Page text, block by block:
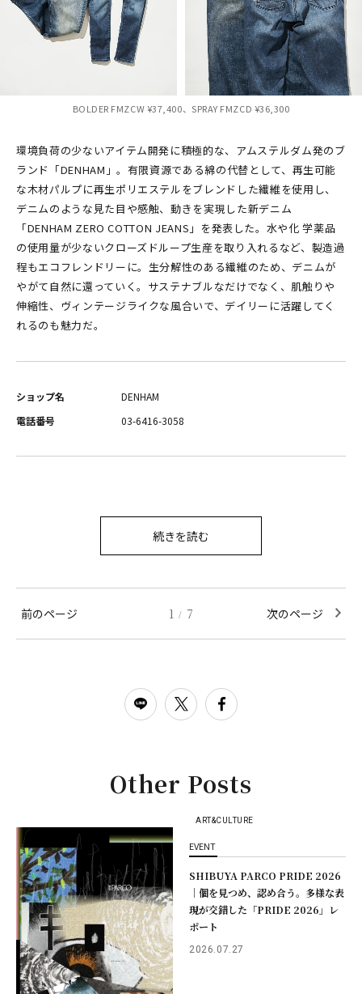
BOLDER FMZCW ¥37,400、SPRAY FMZCD ¥36,300
環境負荷の少ないアイテム開発に積極的な、アムステルダム発のブ
ランド「DENHAM」。有限資源である綿の代替として、再生可能
な木材パルプに再生ポリエステルをブレンドした繊維を使用し、
デニムのような見た目や感触、動きを実現した新デニム
「DENHAM ZERO COTTON JEANS」を発表した。水や化 学薬品
の使用量が少ないクローズドループ生産を取り入れるなど、製造過
程もエコフレンドリーに。生分解性のある繊維のため、デニムが
やがて自然に還っていく。サステナブルなだけでなく、肌触りや
伸縮性、ヴィンテージライクな風合いで、デイリーに活躍してく
れるのも魅力だ。
ショップ名
DENHAM
電話番号
03-6416-3058
続きを読む
前のページ 1 / 7 次のページ
Other Posts
ART&CULTURE
EVENT
SHIBUYA PARCO PRIDE 2026
｜個を見つめ、認め合う。多様な表
現が交錯した「PRIDE 2026」レ
ポート
2026.07.27